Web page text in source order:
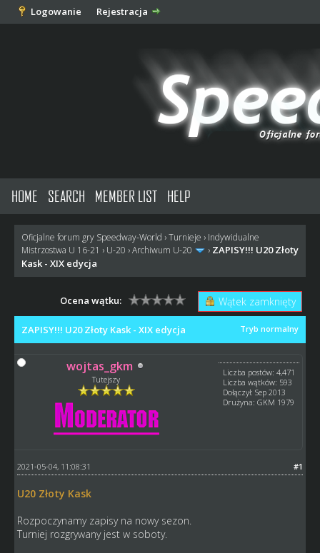
Logowanie Rejestracja
HOME SEARCH MEMBER LIST HELP
Oficjalne forum gry Speedway-World ›Turnieje › Indywidualne
Mistrzostwa U 16-21 › U-20 ›Archiwum U-20 › ZAPISY!!! U20 Złoty
Kask - XIX edycja
Wątek zamknięty
Ocena wątku:
Tryb normalny
ZAPISY!!! U20 Złoty Kask - XIX edycja
wojtas_gkm
Tutejszy
Liczba postów: 4,471
Liczba wątków: 593
Dołączył: Sep 2013
Drużyna: GKM 1979
#1
2021-05-04, 11:08:31
U20 Złoty Kask
Rozpoczynamy zapisy na nowy sezon.
Turniej rozgrywany jest w soboty.